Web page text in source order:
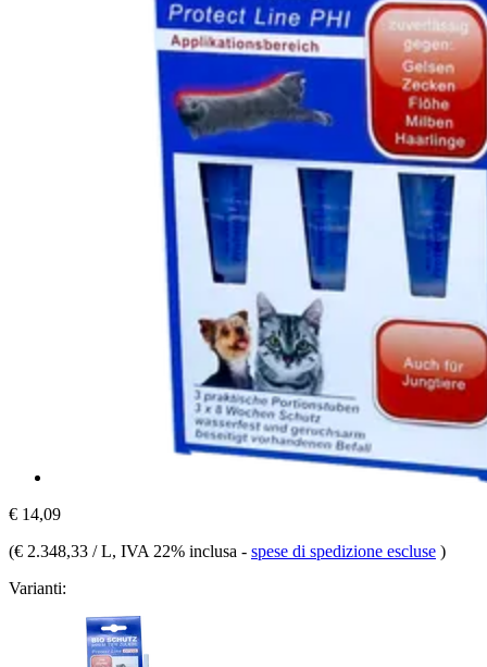
€ 14,09
(€ 2.348,33 / L, IVA 22% inclusa - spese di spedizione escluse )
Varianti: